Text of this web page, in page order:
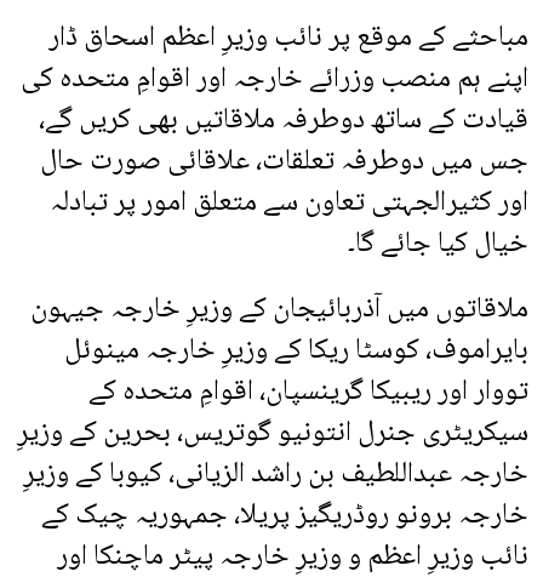
مباحثے کے موقع پر نائب وزیرِ اعظم اسحاق ڈار
اپنے ہم منصب وزرائے خارجہ اور اقوامِ متحدہ کی
قیادت کے ساتھ دوطرفہ ملاقاتیں بھی کریں گے،
جس میں دوطرفہ تعلقات، علاقائی صورت حال
اور کثیرالجہتی تعاون سے متعلق امور پر تبادلہ
خیال کیا جائے گا۔
ملاقاتوں میں آذربائیجان کے وزیرِ خارجہ جیہون
بایراموف، کوسٹا ریکا کے وزیرِ خارجہ مینوئل
تووار اور ریبیکا گرینسپان، اقوامِ متحدہ کے
سیکریٹری جنرل انتونیو گوتریس، بحرین کے وزیرِ
خارجہ عبداللطیف بن راشد الزیانی، کیوبا کے وزیرِ
خارجہ برونو روڈریگیز پریلا، جمہوریہ چیک کے
نائب وزیرِ اعظم و وزیرِ خارجہ پیٹر ماچنکا اور